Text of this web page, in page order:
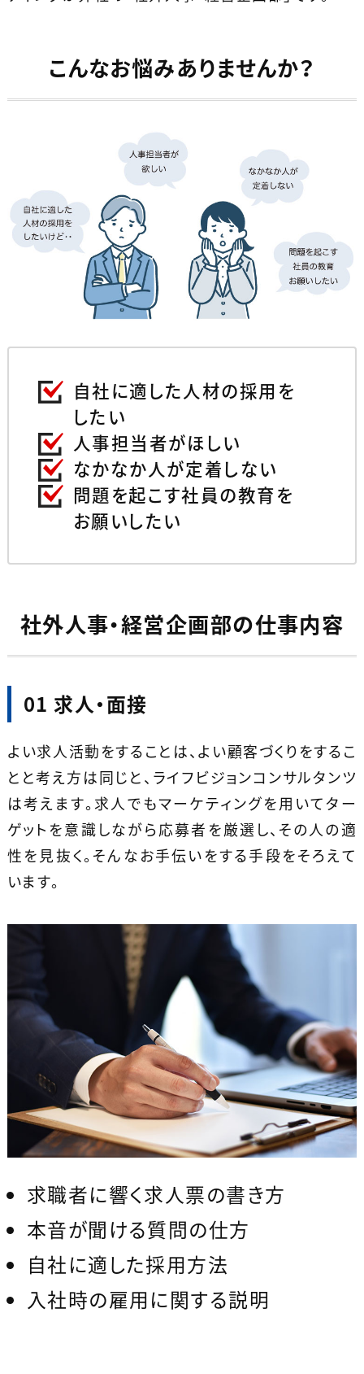
こんなお悩みありませんか？
自社に適した人材の採用を
したい
人事担当者がほしい
なかなか人が定着しない
問題を起こす社員の教育を
お願いしたい
社外人事・経営企画部の仕事内容
01 求人・面接
よい求人活動をすることは、よい顧客づくりをするこ
とと考え方は同じと、ライフビジョンコンサルタンツ
は考えます。求人でもマーケティングを用いてター
ゲットを意識しながら応募者を厳選し、その人の適
性を見抜く。そんなお手伝いをする手段をそろえて
います。
求職者に響く求人票の書き方
本音が聞ける質問の仕方
自社に適した採用方法
入社時の雇用に関する説明